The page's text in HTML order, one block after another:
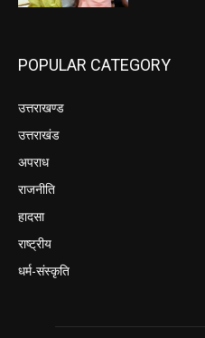
POPULAR CATEGORY
उत्तराखण्ड
उत्तराखंड
अपराध
राजनीति
हादसा
राष्ट्रीय
धर्म-संस्कृति